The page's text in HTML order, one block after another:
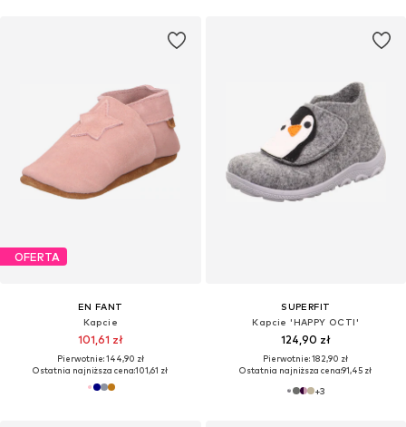
OFERTA
EN FANT
Kapcie
101,61 zł
Pierwotnie: 144,90 zł
Ostatnia najniższa cena:101,61 zł
SUPERFIT
Kapcie 'HAPPY OCTI'
124,90 zł
Pierwotnie: 182,90 zł
Ostatnia najniższa cena:91,45 zł
+3